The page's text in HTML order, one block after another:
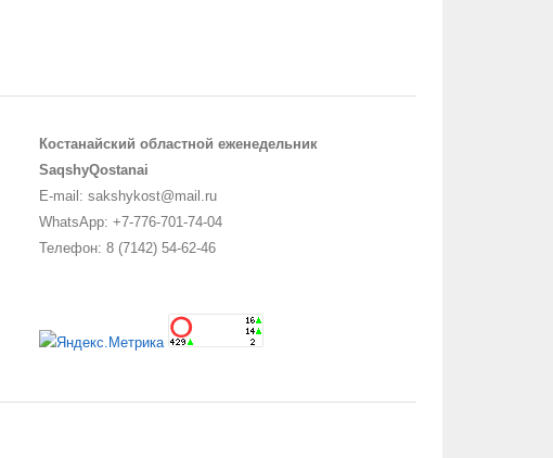
Костанайский областной еженедельник
SaqshyQostanai
E-mail: sakshykost@mail.ru
WhatsApp: +7-776-701-74-04
Телефон: 8 (7142) 54-62-46